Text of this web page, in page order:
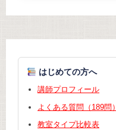
はじめての方へ
講師プロフィール
よくある質問（189問）
教室タイプ比較表